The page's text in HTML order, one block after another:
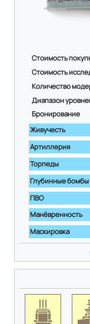
Стоимость
Стоимость
Количество
Диапазон
Бронирование
Живучесть
Артиллерия
Торпеды
Глубинные бомбы
ПВО
Манёвренность
Маскировка